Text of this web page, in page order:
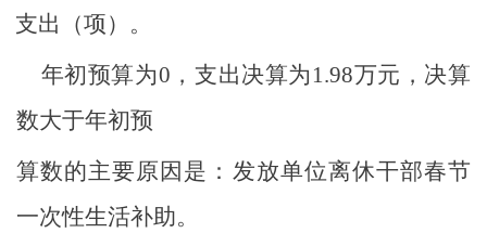
支出（项）。
年初预算为0 ，支出决算为 1.98万元，决算
数大于年初预
算数的主要原因是：发放单位离休干部春节
一次性生活补助。